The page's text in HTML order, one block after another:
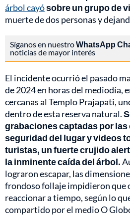
árbol cayósobre un grupo de
muerte de dos personas y
Síganos en nuestroWhatsApp
noticias de mayor interés
El incidente ocurrió el pasado
de 2024 en horas del mediodía,
cercanas al Templo Prajapati,
dentro de esta reserva natural.
grabaciones captadas por las
seguridad del lugar y videos
turistas, un fuerte crujido
la inminente caída del árbol.
lograron escapar, las
frondoso follaje impidieron que
reaccionar a tiempo, según lo
compartido por el medio O